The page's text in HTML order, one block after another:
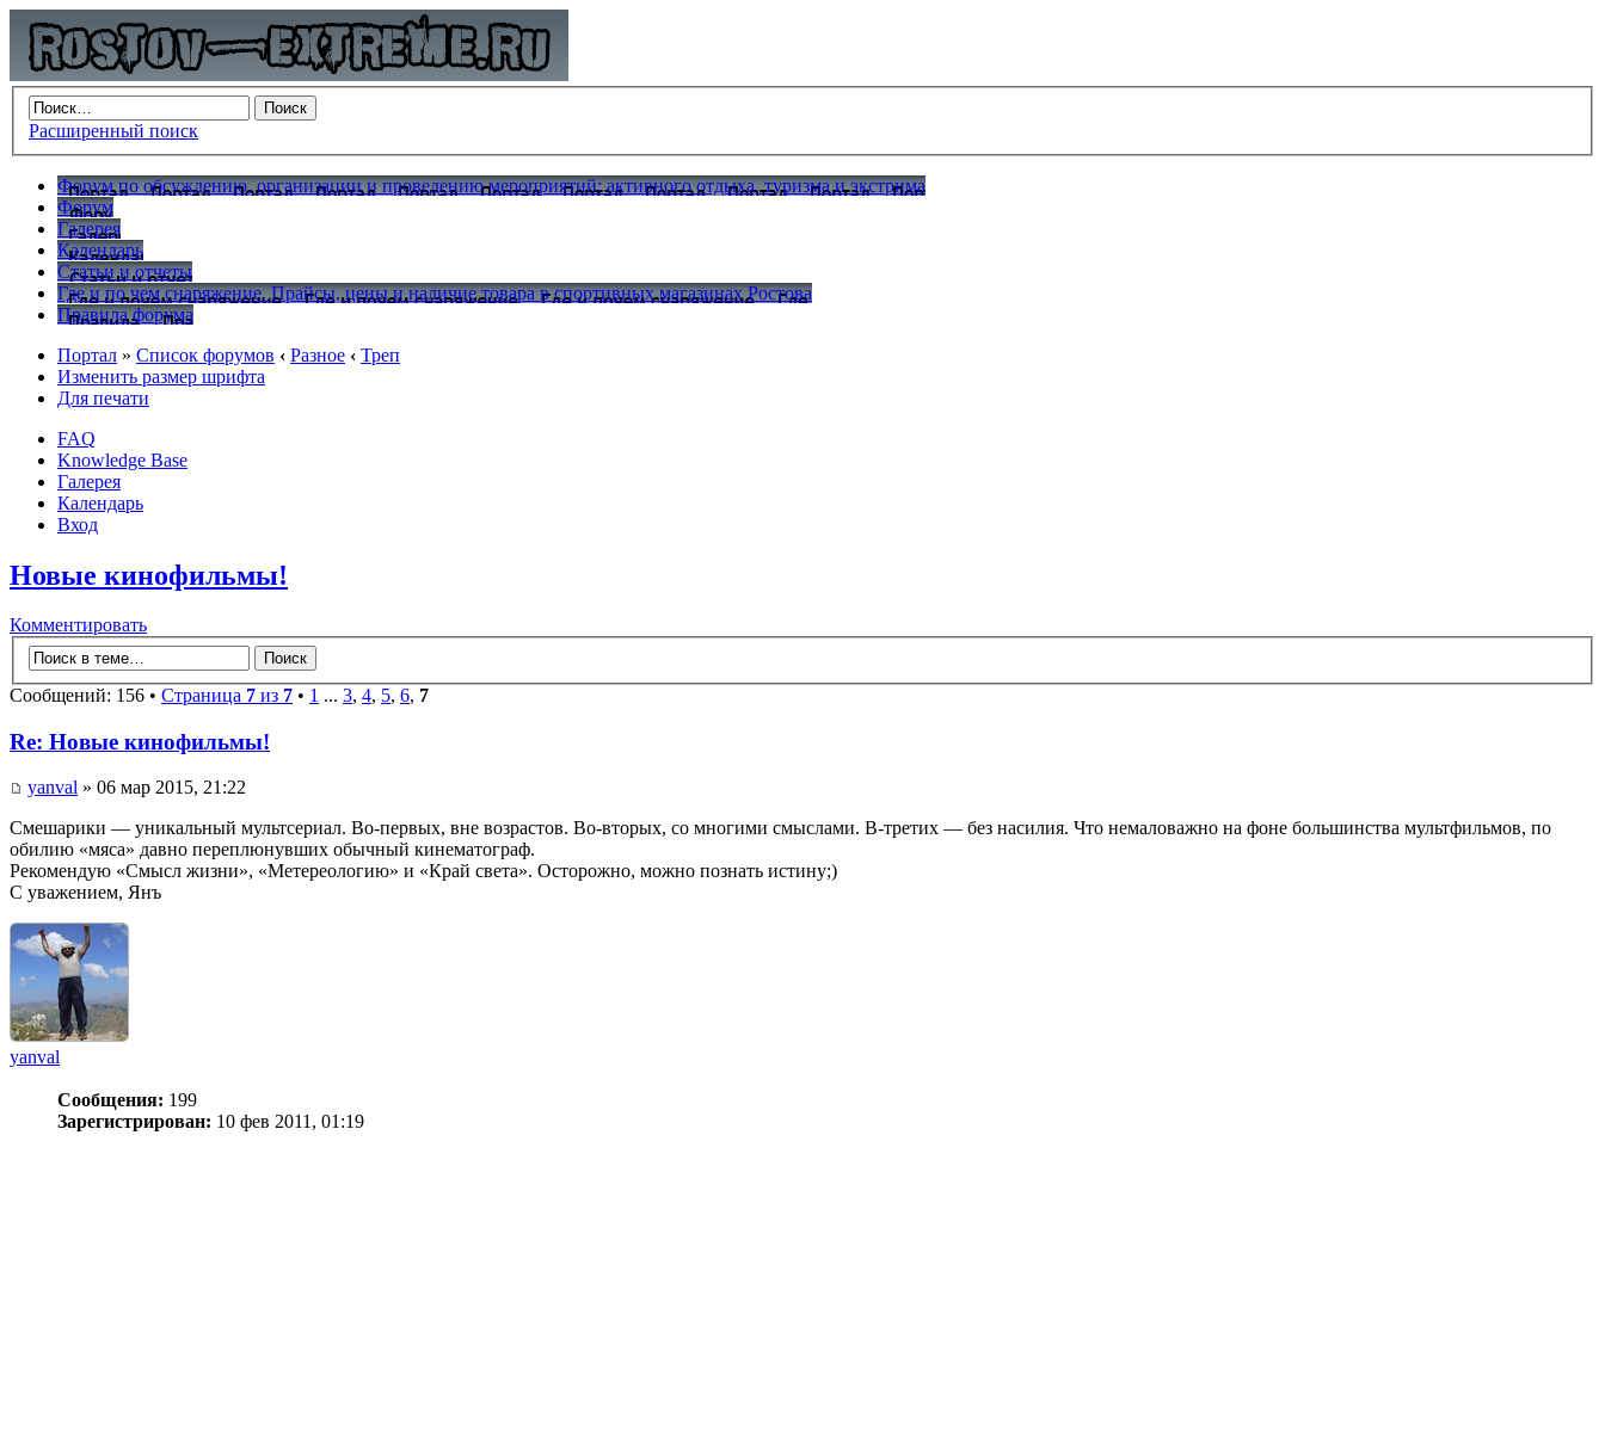
Расширенный поиск
Форум по обсуждению, организации и проведению мероприятий: активного отдыха, туризма и экстрима
Форум
Галерея
Календарь
Статьи и отчеты
Где и по чем снаряжение. Прайсы, цены и наличие товара в спортивных магазинах Ростова
Правила форума
Портал » Список форумов ‹ Разное ‹ Треп
Изменить размер шрифта
Для печати
FAQ
Knowledge Base
Галерея
Календарь
Вход
Новые кинофильмы!
Комментировать
Сообщений: 156 • Страница 7 из 7 • 1 ... 3, 4, 5, 6, 7
Re: Новые кинофильмы!
yanval » 06 мар 2015, 21:22
Смешарики — уникальный мультсериал. Во-первых, вне возрастов. Во-вторых, со многими смыслами. В-третих — без насилия. Что немаловажно на фоне большинства мультфильмов, по
обилию «мяса» давно переплюнувших обычный кинематограф.
Рекомендую «Смысл жизни», «Метереологию» и «Край света». Осторожно, можно познать истину;)
С уважением, Янъ
yanval
Сообщения: 199
Зарегистрирован: 10 фев 2011, 01:19